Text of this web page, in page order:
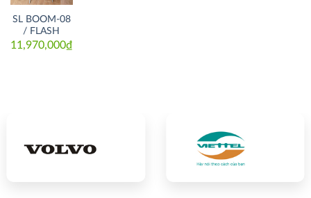
SL BOOM-08
/ FLASH
11,970,000₫